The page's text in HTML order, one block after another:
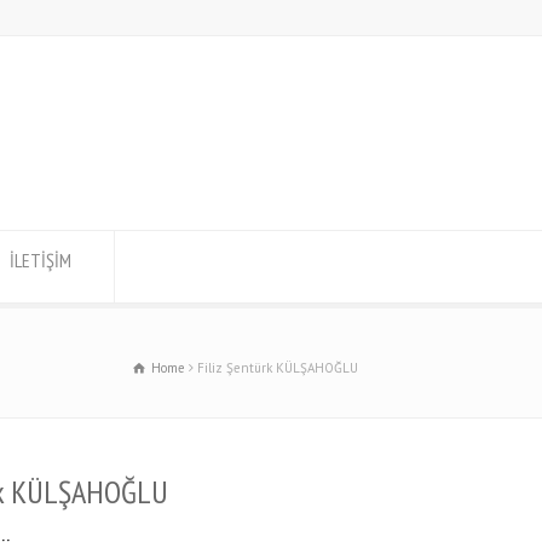
İLETİŞİM
Home Filiz Şentürk KÜLŞAHOĞLU